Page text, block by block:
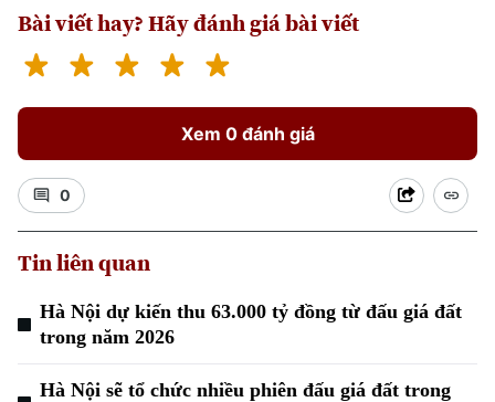
Xu hướng
Bài viết hay? Hãy đánh giá bài viết
Xem 0 đánh giá
0
Tin liên quan
Hà Nội dự kiến thu 63.000 tỷ đồng từ đấu giá đất
trong năm 2026
Hà Nội sẽ tổ chức nhiều phiên đấu giá đất trong